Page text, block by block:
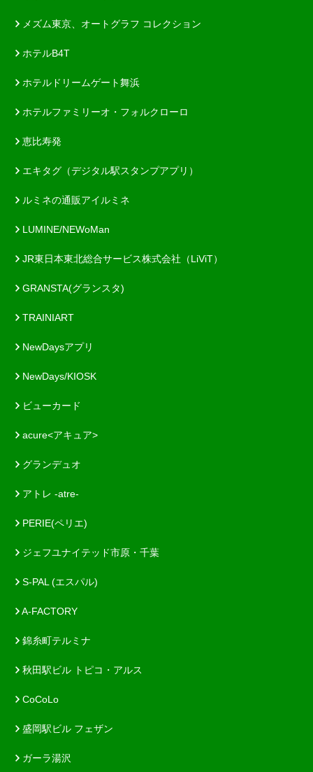
メズム東京、オートグラフ コレクション
ホテルB4T
ホテルドリームゲート舞浜
ホテルファミリーオ・フォルクローロ
恵比寿発
エキタグ（デジタル駅スタンプアプリ）
ルミネの通販アイルミネ
LUMINE/NEWoMan
JR東日本東北総合サービス株式会社（LiViT）
GRANSTA(グランスタ)
TRAINIART
NewDaysアプリ
NewDays/KIOSK
ビューカード
acure<アキュア>
グランデュオ
アトレ -atre-
PERIE(ペリエ)
ジェフユナイテッド市原・千葉
S-PAL (エスパル)
A-FACTORY
錦糸町テルミナ
秋田駅ビル トピコ・アルス
CoCoLo
盛岡駅ビル フェザン
ガーラ湯沢